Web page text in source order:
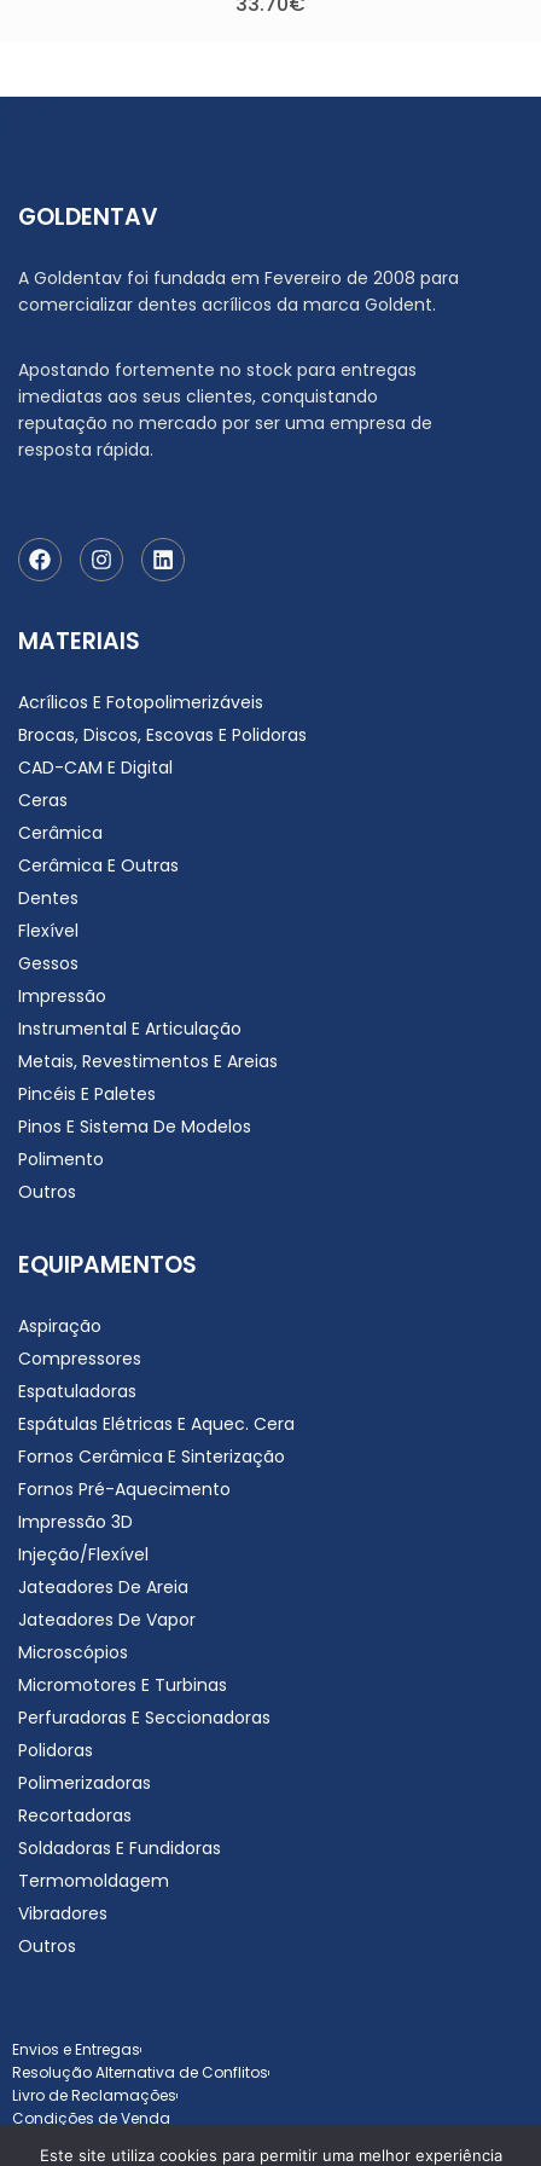
GOLDENTAV
A Goldentav foi fundada em Fevereiro de 2008 para
comercializar dentes acrílicos da marca Goldent.
Apostando fortemente no stock para entregas
imediatas aos seus clientes, conquistando
reputação no mercado por ser uma empresa de
resposta rápida.
MATERIAIS
Acrílicos E Fotopolimerizáveis
Brocas, Discos, Escovas E Polidoras
CAD-CAM E Digital
Ceras
Cerâmica
Cerâmica E Outras
Dentes
Flexível
Gessos
Impressão
Instrumental E Articulação
Metais, Revestimentos E Areias
Pincéis E Paletes
Pinos E Sistema De Modelos
Polimento
Outros
EQUIPAMENTOS
Aspiração
Compressores
Espatuladoras
Espátulas Elétricas E Aquec. Cera
Fornos Cerâmica E Sinterização
Fornos Pré-Aquecimento
Impressão 3D
Injeção/Flexível
Jateadores De Areia
Jateadores De Vapor
Microscópios
Micromotores E Turbinas
Perfuradoras E Seccionadoras
Polidoras
Polimerizadoras
Recortadoras
Soldadoras E Fundidoras
Termomoldagem
Vibradores
Outros
Envios e Entregas
Resolução Alternativa de Conflitos
Livro de Reclamações
Condições de Venda
Este site utiliza cookies para permitir uma melhor experiência